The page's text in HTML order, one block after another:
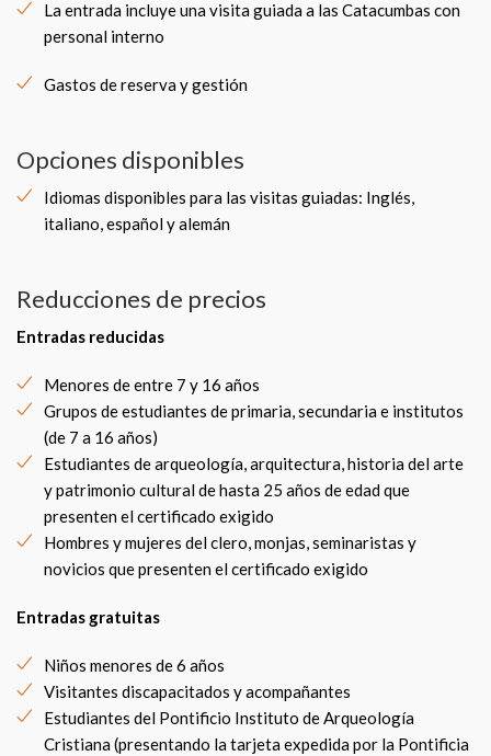
La entrada incluye una visita guiada a las Catacumbas con
personal interno
Gastos de reserva y gestión
Opciones disponibles
Idiomas disponibles para las visitas guiadas: Inglés,
italiano, español y alemán
Reducciones de precios
Entradas reducidas
Menores de entre 7 y 16 años
Grupos de estudiantes de primaria, secundaria e institutos
(de 7 a 16 años)
Estudiantes de arqueología, arquitectura, historia del arte
y patrimonio cultural de hasta 25 años de edad que
presenten el certificado exigido
Hombres y mujeres del clero, monjas, seminaristas y
novicios que presenten el certificado exigido
Entradas gratuitas
Niños menores de 6 años
Visitantes discapacitados y acompañantes
Estudiantes del Pontificio Instituto de Arqueología
Cristiana (presentando la tarjeta expedida por la Pontificia